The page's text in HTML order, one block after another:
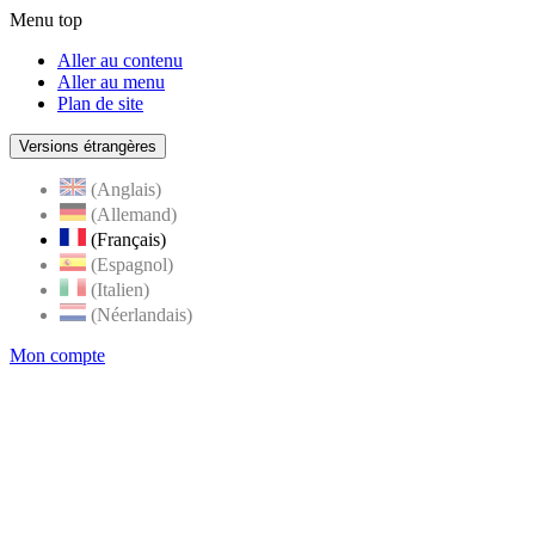
Menu top
Aller au contenu
Aller au menu
Plan de site
Versions étrangères
(Anglais)
(Allemand)
(Français)
(Espagnol)
(Italien)
(Néerlandais)
Mon compte